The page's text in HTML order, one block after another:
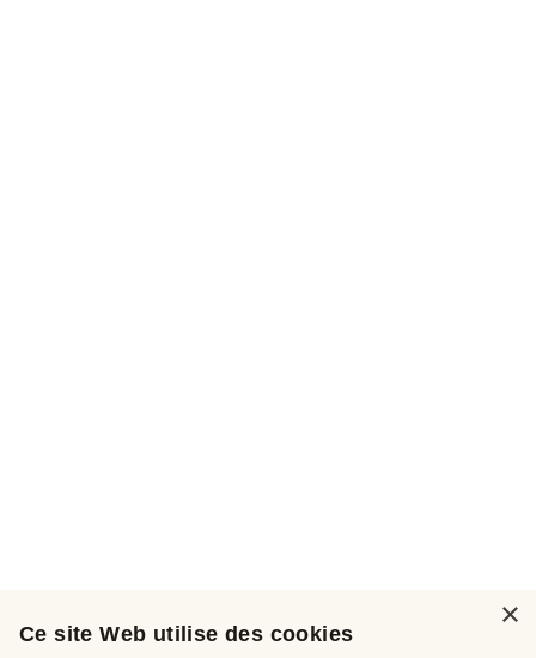
×
Ce site Web utilise des cookies